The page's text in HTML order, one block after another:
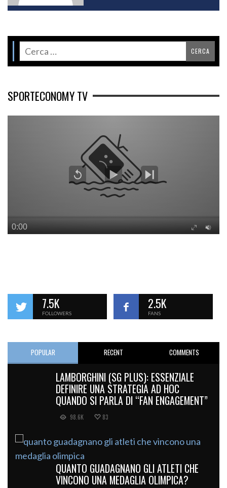
SPORTECONOMY TV
7.5K
FOLLOWERS
2.5K
FANS
POPULAR RECENT COMMENTS
LAMBORGHINI (SG PLUS): ESSENZIALE
DEFINIRE UNA STRATEGIA AD HOC
QUANDO SI PARLA DI “FAN ENGAGEMENT”
98.6K 83
QUANTO GUADAGNANO GLI ATLETI CHE
VINCONO UNA MEDAGLIA OLIMPICA?